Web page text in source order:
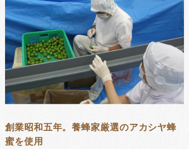
創業昭和五年。養蜂家厳選のアカシヤ蜂
蜜を使用